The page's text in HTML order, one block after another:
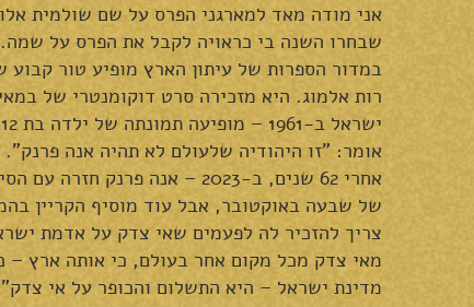
אני מודה מאד למארגני הפרס על שם שולמית
שבחרו השנה בי כראויה לקבל את הפרס על שמה.
במדור הספרות של עיתון הארץ מופיע טור קבוע
רות אלמוג. היא מזכירה סרט דוקומנטרי של
אומר: "זו היהודיה שלעולם לא תהיה אנה פרנק".
אחרי 62 שנים, ב-2023 – אנה פרנק חזרה
של שבעה באוקטובר, אבל עוד מוסיף הקריין
צריך להזכיר לה לפעמים שאי צדק על אדמת
מאי צדק מכל מקום אחר בעולם, כי אותה ארץ –
מדינת ישראל – היא התשלום והכופר על אי